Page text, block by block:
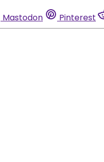
Mastodon Pinterest